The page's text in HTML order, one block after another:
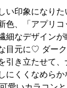
い印象になり
色、「アプリ
細なデザイン
目元に♡ ダー
引き立たせて
にくくなめら